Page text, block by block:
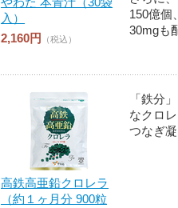
入）
2,160円
（税込）
150億個
30mgも
高鉄高亜鉛クロレラ
（約１ヶ月分 900粒
「鉄分
なクロ
つなぎ